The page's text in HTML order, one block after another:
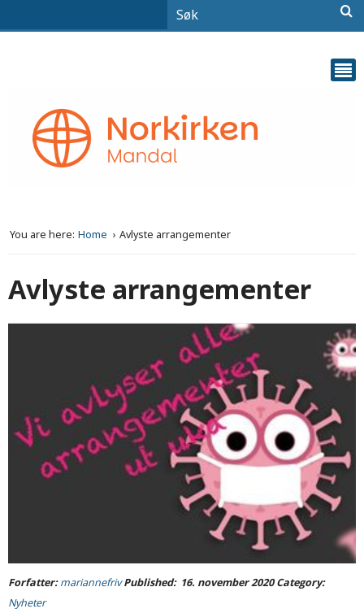
You are here: Home Avlyste arrangementer
Avlyste arrangementer
Forfatter:mariannefrivPublished: 16. november 2020 Category:
Nyheter